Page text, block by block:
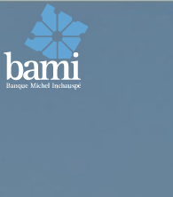
Aller au contenu principal